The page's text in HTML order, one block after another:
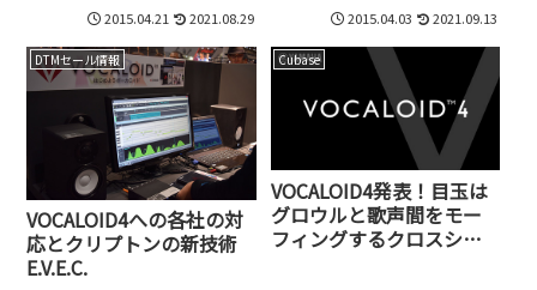
2015.04.21 2021.08.29 2015.04.03 2021.09.13
DTMセール情報
VOCALOID4への各社の対
応とクリプトンの新技術
E.V.E.C.
Cubase
VOCALOID4発表！目玉は
グロウルと歌声間をモー
フィングするクロスシン